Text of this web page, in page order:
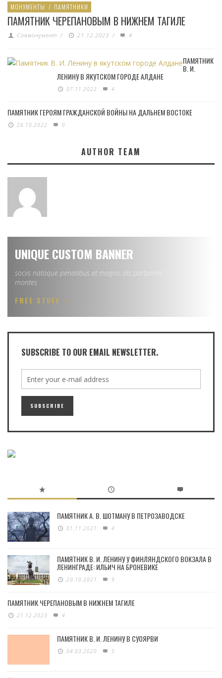
МОНУМЕНТЫ / ПАМЯТНИКИ
ПАМЯТНИК ЧЕРЕПАНОВЫМ В НИЖНЕМ ТАГИЛЕ
Совмонумент / 21.12.2023 / 4
ПАМЯТНИК
В. И.
ЛЕНИНУ В ЯКУТСКОМ ГОРОДЕ АЛДАНЕ
07.11.2022 4
ПАМЯТНИК ГЕРОЯМ ГРАЖДАНСКОЙ ВОЙНЫ НА ДАЛЬНЕМ ВОСТОКЕ
26.10.2022 0
AUTHOR TEAM
UNIQUE CUSTOM BANNER
sociis natoque penatibus et magnis dis parturient
montes
FREE STUFF
SUBSCRIBE TO OUR EMAIL NEWSLETTER.
ПАМЯТНИК А. В. ШОТМАНУ В ПЕТРОЗАВОДСКЕ
01.11.2021 4
ПАМЯТНИК В. И. ЛЕНИНУ У ФИНЛЯНДСКОГО ВОКЗАЛА В
ЛЕНИНГРАДЕ: ИЛЬИЧ НА БРОНЕВИКЕ
20.10.2021 9
ПАМЯТНИК ЧЕРЕПАНОВЫМ В НИЖНЕМ ТАГИЛЕ
21.12.2023 4
ПАМЯТНИК В. И. ЛЕНИНУ В СУОЯРВИ
04.03.2020 5